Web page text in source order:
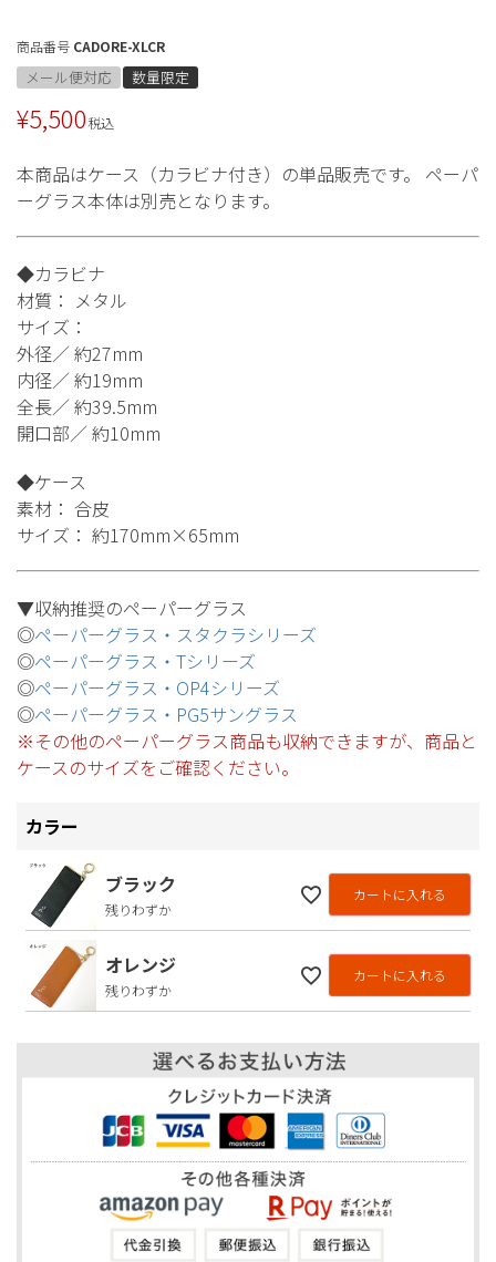
商品番号 CADORE-XLCR
メール便対応 数量限定
¥5,500税込
本商品はケース（カラビナ付き）の単品販売です。 ペーパ
ーグラス本体は別売となります。
◆カラビナ
材質： メタル
サイズ：
外径／ 約27mm
内径／ 約19mm
全長／ 約39.5mm
開口部／ 約10mm
◆ケース
素材： 合皮
サイズ： 約170mm×65mm
▼収納推奨のペーパーグラス
◎ペーパーグラス・スタクラシリーズ
◎ペーパーグラス・Tシリーズ
◎ペーパーグラス・OP4シリーズ
◎ペーパーグラス・PG5サングラス
※その他のペーパーグラス商品も収納できますが、商品と
ケースのサイズをご確認ください。
カラー
ブラック
残りわずか
カートに入れる
オレンジ
残りわずか
カートに入れる